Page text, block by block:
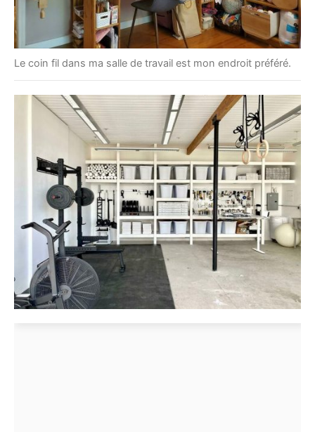
Le coin fil dans ma salle de travail est mon endroit préféré.